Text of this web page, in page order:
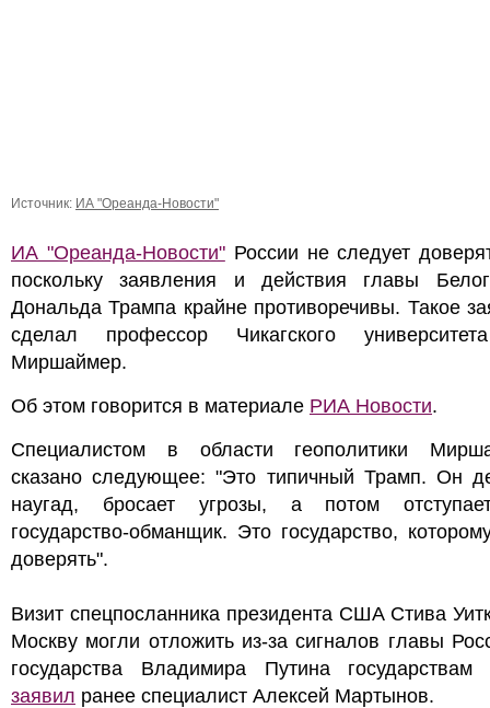
Источник: ИА "Ореанда-Новости"
ИА "Ореанда-Новости"России не следует
поскольку заявления и действия главы
Дональда Трампа крайне противоречивы. Такое
сделал профессор Чикагского
Миршаймер.
Об этом говорится в материале РИА Новости.
Специалистом в области геополитики
сказано следующее: "Это типичный Трамп. Он
наугад, бросает угрозы, а потом
государство-обманщик. Это государство,
доверять".
Визит спецпосланника президента США Стива
Москву могли отложить из-за сигналов главы
государства Владимира Путина государствам
заявил ранее специалист Алексей Мартынов.